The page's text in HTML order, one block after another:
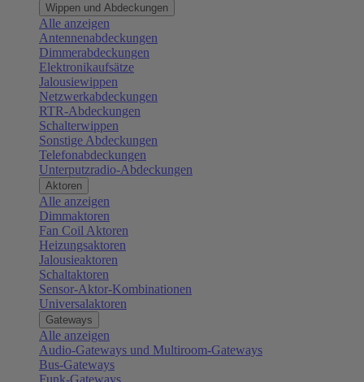
Wippen und Abdeckungen
Alle anzeigen
Antennenabdeckungen
Dimmerabdeckungen
Elektronikaufsätze
Jalousiewippen
Netzwerkabdeckungen
RTR-Abdeckungen
Schalterwippen
Sonstige Abdeckungen
Telefonabdeckungen
Unterputzradio-Abdeckungen
Aktoren
Alle anzeigen
Dimmaktoren
Fan Coil Aktoren
Heizungsaktoren
Jalousieaktoren
Schaltaktoren
Sensor-Aktor-Kombinationen
Universalaktoren
Gateways
Alle anzeigen
Audio-Gateways und Multiroom-Gateways
Bus-Gateways